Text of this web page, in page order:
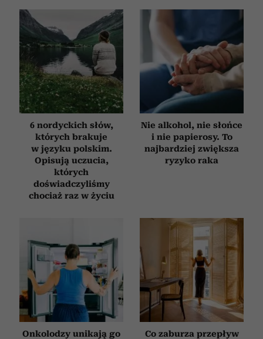
i reklam, aby oferować funkcje społecznościowe i
analizować ruch w naszej witrynie. Informacje o tym, jak
korzystasz z naszej witryny, udostępniamy partnerom
społecznościowym, reklamowym i analitycznym.
Partnerzy mogą połączyć te informacje z innymi danymi
otrzymanymi od Ciebie lub uzyskanymi podczas
korzystania z ich usług.
6 nordyckich słów,
których brakuje
w języku polskim.
Opisują uczucia,
których
doświadczyliśmy
chociaż raz w życiu
Nie alkohol, nie słońce
i nie papierosy. To
najbardziej zwiększa
ryzyko raka
Onkolodzy unikają go Co zaburza przepływ